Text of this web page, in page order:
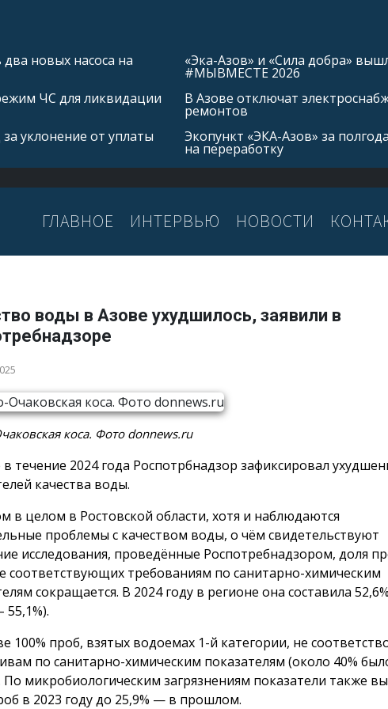
новых насоса на
ЧС для ликвидации
уклонение от уплаты
«Эка-Азов» и «Сила добра»
#МЫВМЕСТЕ 2026
В Азове отключат
ремонтов
Экопункт «ЭКА-Азов» за
на переработку
ГЛАВНОЕ ИНТЕРВЬЮ НОВОСТИ
воды в Азове ухудшилось, заявили в
коса. Фото donnews.ru
течение 2024 года Роспотрбнадзор зафиксировал
качества воды.
в целом в Ростовской области, хотя и наблюдаются
проблемы с качеством воды, о чём свидетельствуют
исследования, проведённые Роспотребнадзором, доля
соответствующих требованиям по санитарно-химическим
сокращается. В 2024 году в регионе она составила
55,1%).
100% проб, взятых водоемах 1-й категории, не
по санитарно-химическим показателям (около 40%
По микробиологическим загрязнениям показатели также
в 2023 году до 25,9% — в прошлом.